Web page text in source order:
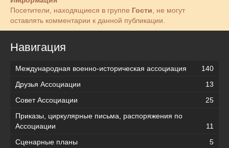
Посетители, находящиеся в группе Гости , не могут
оставлять комментарии к данной публикации.
Навигация
Международная военно-историческая ассоциация
140
Друзья Ассоциации
13
Совет Ассоциации
25
Приказы, циркулярные письма, распоряжения по
Ассоциации
11
Сценарные планы
5